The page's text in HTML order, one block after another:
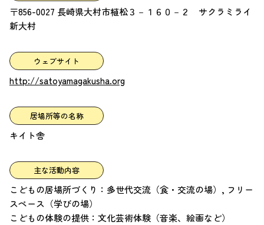
〒856-0027 長崎県大村市植松３－１６０－２ サクラミライ
新大村
ウェブサイト
http://satoyamagakusha.org
居場所等の名称
キイト舎
主な活動内容
こどもの居場所づくり：多世代交流（食・交流の場）, フリー
スペース（学びの場）
こどもの体験の提供：文化芸術体験（音楽、絵画など）